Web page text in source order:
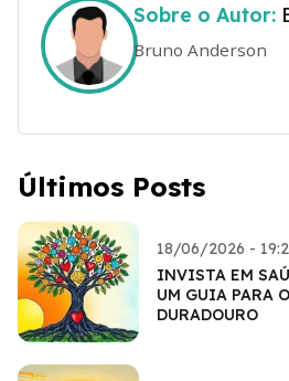
Sobre o Autor:
Bruno Anderson
Últimos Posts
18/06/2026 -
INVISTA EM
UM GUIA PARA
DURADOURO